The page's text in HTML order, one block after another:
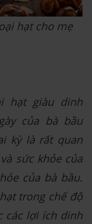
hạt cho mẹ
hạt giàu dinh
của bà bầu
kỳ là rất quan
sức khỏe của
của bà bầu.
trong chế độ
các lợi ích dinh